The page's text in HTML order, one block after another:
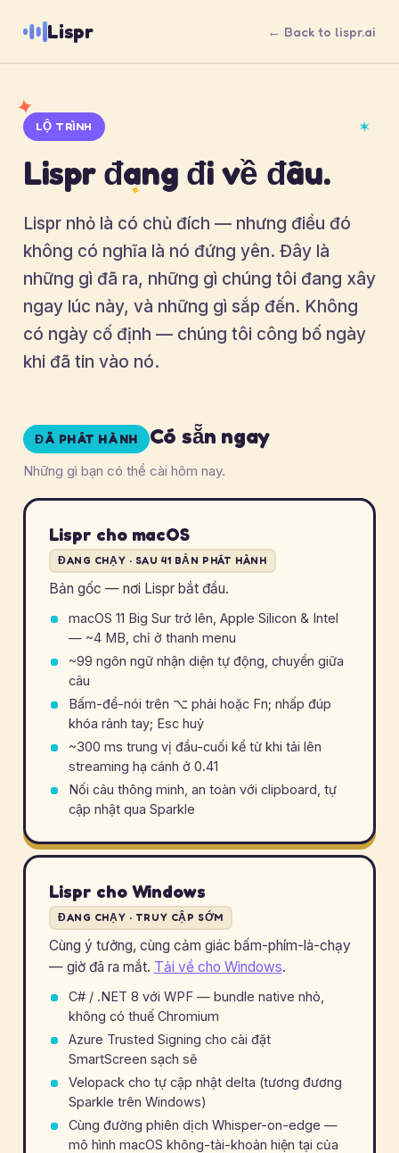
Lispr ← Back to lispr.ai
✦
✶
✦
LỘ TRÌNH
Lispr đang đi về đâu.
Lispr nhỏ là có chủ đích — nhưng điều đó
không có nghĩa là nó đứng yên. Đây là
những gì đã ra, những gì chúng tôi đang xây
ngay lúc này, và những gì sắp đến. Không
có ngày cố định — chúng tôi công bố ngày
khi đã tin vào nó.
ĐÃ PHÁT HÀNH Có sẵn ngay
Những gì bạn có thể cài hôm nay.
Lispr cho macOS
ĐANG CHẠY · SAU 41 BẢN PHÁT HÀNH
Bản gốc — nơi Lispr bắt đầu.
macOS 11 Big Sur trở lên, Apple Silicon & Intel
— ~4 MB, chỉ ở thanh menu
~99 ngôn ngữ nhận diện tự động, chuyển giữa
câu
Bấm-để-nói trên ⌥ phải hoặc Fn; nhấp đúp
khóa rảnh tay; Esc huỷ
~300 ms trung vị đầu-cuối kể từ khi tải lên
streaming hạ cánh ở 0.41
Nối câu thông minh, an toàn với clipboard, tự
cập nhật qua Sparkle
Lispr cho Windows
ĐANG CHẠY · TRUY CẬP SỚM
Cùng ý tưởng, cùng cảm giác bấm-phím-là-chạy
— giờ đã ra mắt. Tải về cho Windows.
C# / .NET 8 với WPF — bundle native nhỏ,
không có thuế Chromium
Azure Trusted Signing cho cài đặt
SmartScreen sạch sẽ
Velopack cho tự cập nhật delta (tương đương
Sparkle trên Windows)
Cùng đường phiên dịch Whisper-on-edge —
mô hình macOS không-tài-khoản hiện tại của